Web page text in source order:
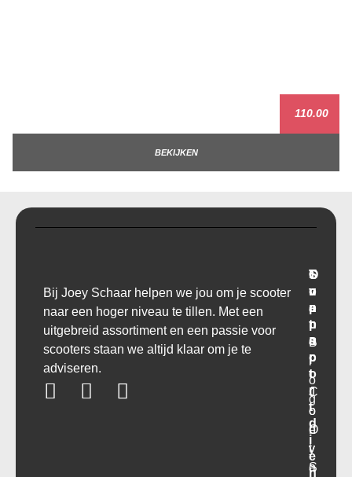
110.00
BEKIJKEN
Bij Joey Schaar helpen we jou om je scooter
naar een hoger niveau te tillen. Met een
uitgebreid assortiment en een passie voor
scooters staan we altijd klaar om je te
adviseren.
T
r
a
n
s
p
o
r
t
d
i
e
n
O
v
e
r
B
l
o
g
O
v
e
S
u
p
p
o
r
t
C
o
n
t
a
C
o
n
t
a
c
t
J
o
e
y
S